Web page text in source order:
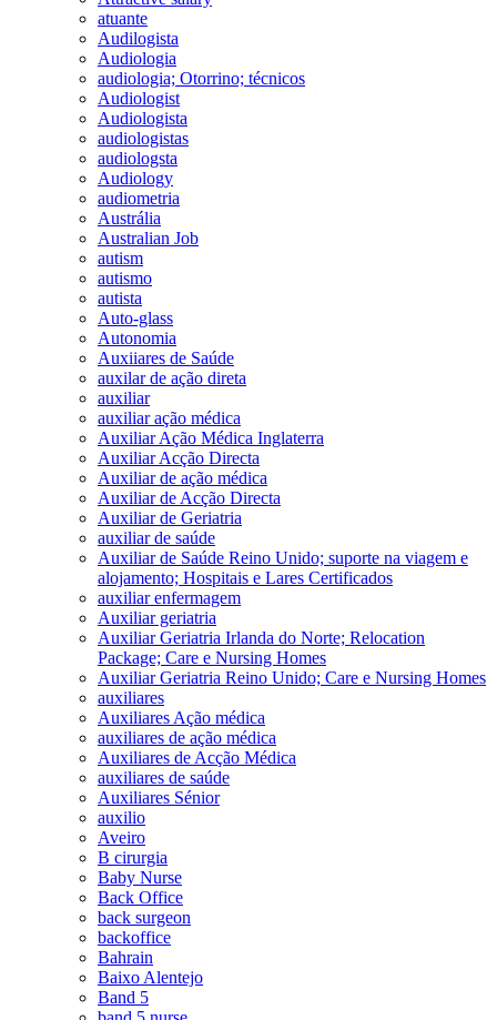
atuante
Audilogista
Audiologia
audiologia; Otorrino; técnicos
Audiologist
Audiologista
audiologistas
audiologsta
Audiology
audiometria
Austrália
Australian Job
autism
autismo
autista
Auto-glass
Autonomia
Auxiiares de Saúde
auxilar de ação direta
auxiliar
auxiliar ação médica
Auxiliar Ação Médica Inglaterra
Auxiliar Acção Directa
Auxiliar de ação médica
Auxiliar de Acção Directa
Auxiliar de Geriatria
auxiliar de saúde
Auxiliar de Saúde Reino Unido; suporte na viagem e
alojamento; Hospitais e Lares Certificados
auxiliar enfermagem
Auxiliar geriatria
Auxiliar Geriatria Irlanda do Norte; Relocation
Package; Care e Nursing Homes
Auxiliar Geriatria Reino Unido; Care e Nursing Homes
auxiliares
Auxiliares Ação médica
auxiliares de ação médica
Auxiliares de Acção Médica
auxiliares de saúde
Auxiliares Sénior
auxilio
Aveiro
B cirurgia
Baby Nurse
Back Office
back surgeon
backoffice
Bahrain
Baixo Alentejo
Band 5